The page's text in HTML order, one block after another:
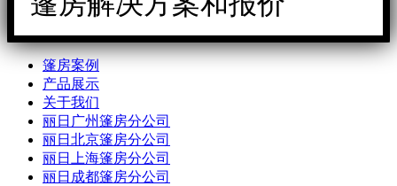
篷房案例
产品展示
关于我们
丽日广州篷房分公司
丽日北京篷房分公司
丽日上海篷房分公司
丽日成都篷房分公司